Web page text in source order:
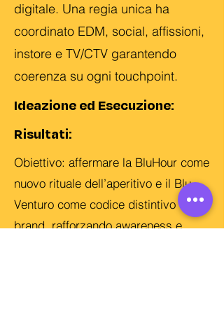
digitale. Una regia unica ha
coordinato EDM, social, affissioni,
instore e TV/CTV garantendo
coerenza su ogni touchpoint.
Ideazione ed Esecuzione:
Risultati:
Obiettivo: affermare la BluHour come
nuovo rituale dell’aperitivo e il Blu
Venturo come codice distintivo del
brand, rafforzando awareness e